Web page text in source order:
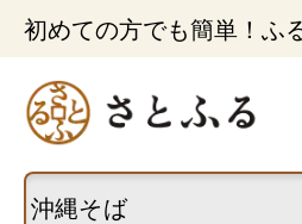
初めての方でも簡単！ふ